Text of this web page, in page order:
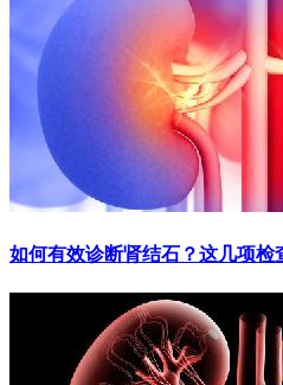
如何有效诊断肾结石？这几项检